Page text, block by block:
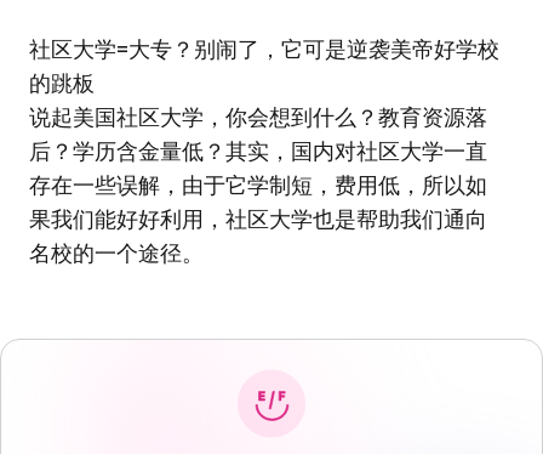
社区大学=大专？别闹了，它可是逆袭美帝好学校
的跳板
说起美国社区大学，你会想到什么？教育资源落
后？学历含金量低？其实，国内对社区大学一直
存在一些误解，由于它学制短，费用低，所以如
果我们能好好利用，社区大学也是帮助我们通向
名校的一个途径。